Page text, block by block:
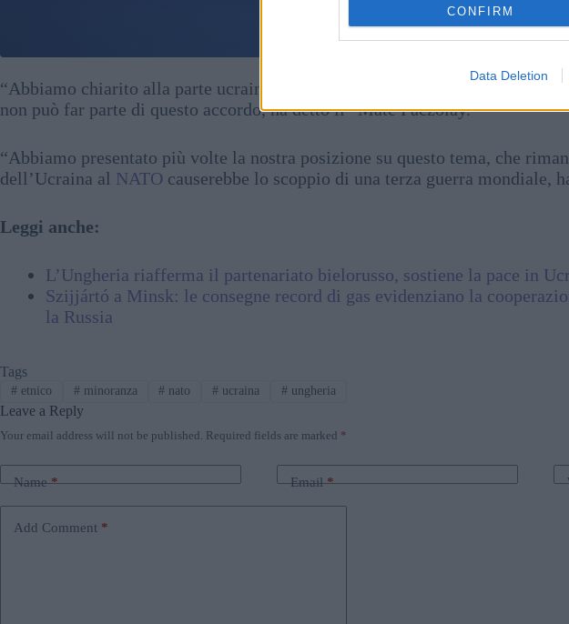
CONFIRM
Data Deletion
Foto: MTI/
“Abbiamo chiarito alla parte ucraina durante i colloqui che l’intenzione
non può far parte di questo accordo, ha detto il” Máté Paczolay.
“Abbiamo presentato più volte la nostra posizione su questo tema, che
dell’Ucraina al NATO causerebbe lo scoppio di una terza guerra mondiale,
Leggi anche:
L’Ungheria riafferma il partenariato bielorusso, sostiene la pace in
Szijjártó a Minsk: le consegne record di gas evidenziano la
la Russia
Tags
#etnico #minoranza # nato # ucraina # ungheria
Leave a Reply
Your email address will not be published. Required fields are marked *
Name* Email*
Add Comment *